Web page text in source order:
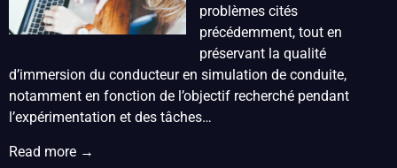
problèmes cités
précédemment, tout en
préservant la qualité
d’immersion du conducteur en simulation de conduite,
notamment en fonction de l’objectif recherché pendant
l’expérimentation et des tâches…
Read more →